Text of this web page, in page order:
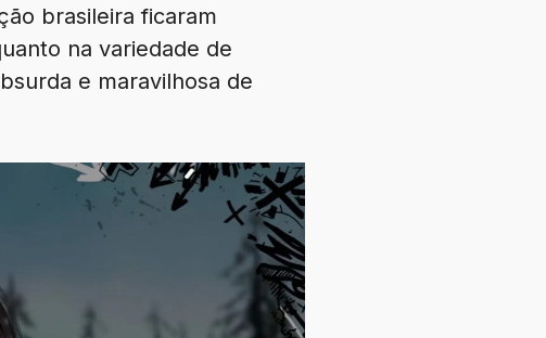
brasileira ficaram
na variedade de
e maravilhosa de